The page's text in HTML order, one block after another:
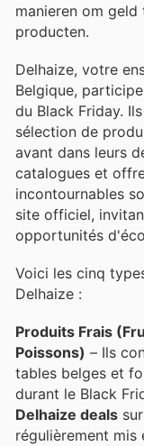
manieren om geld
producten.
Delhaize, votre
Belgique,
du Black Friday.
sélection de
avant dans leurs
catalogues et
incontournables
site officiel,
opportunités
Voici les cinq
Delhaize :
Produits Frais
Poissons) – Ils
tables belges et
durant le Black
Delhaize deals
régulièrement mis